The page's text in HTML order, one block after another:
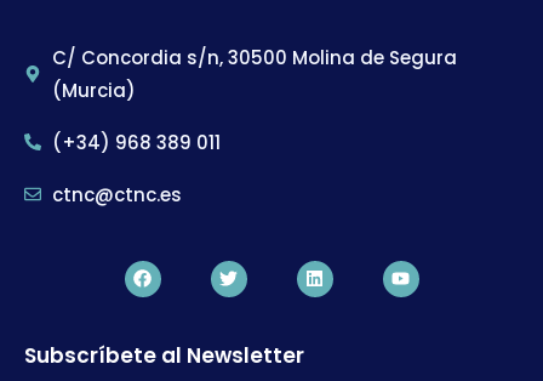
C/ Concordia s/n, 30500 Molina de Segura
(Murcia)
(+34) 968 389 011
ctnc@ctnc.es
Subscríbete al Newsletter